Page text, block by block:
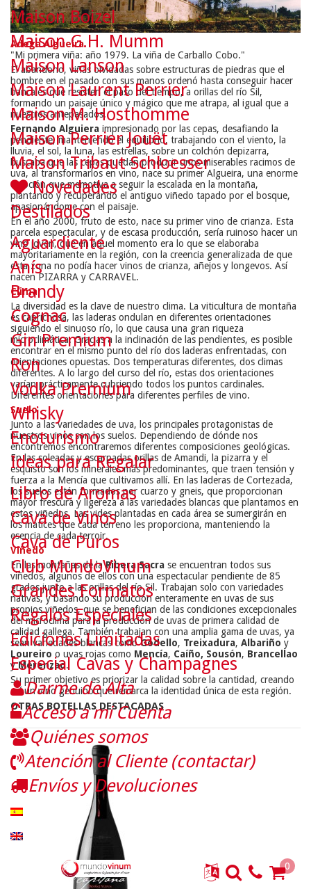
Adega Algueira
"Mi primera viña: año 1979. La viña de Carballo Cobo."
El abandono, viñas olvidadas sobre estructuras de piedras que el
hombre en el pasado con sus manos ordenó hasta conseguir hacer
bancales que resisten el paso del tiempo, a orillas del río Sil,
formando un paisaje único y mágico que me atrapa, al igual que a
nuestros antepasados.
Fernando Alguiera impresionado por las cepas, desafiando la
pendiente, manteniendo el equilibrio, trabajando con el viento, la
lluvia, el sol, la luna, las estrellas, sobre un colchón depizarra,
buscaba que las cepas puedan producir unos miserables racimos de
uva, al transformarlos en vino, nace su primer Algueira, una enorme
emoción que memotiva a seguir la escalada en la montaña,
plantando y recuperando el antiguo viñedo tapado por el bosque,
apasionándome con el paisaje.
En el año 2000, fruto de esto, nace su primer vino de crianza. Esta
parcela espectacular, y de escasa producción, sería ruinoso hacer un
vino joven, que en aquel momento era lo que se elaboraba
mayoritariamente en la región, con la creencia generalizada de que
esta zona no podía hacer vinos de crianza, añejos y longevos. Así
nacen PIZARRA y CARRAVEL.
Clima
La diversidad es la clave de nuestro clima. La viticultura de montaña
es caprichosa, las laderas ondulan en diferentes orientaciones
siguiendo el sinuoso río, lo que causa una gran riqueza
microclimática. Gracias a la inclinación de las pendientes, es posible
encontrar en el mismo punto del río dos laderas enfrentadas, con
orientaciones opuestas. Dos temperaturas diferentes, dos climas
diferentes. A lo largo del curso del río, estas dos orientaciones
varían prácticamente cubriendo todos los puntos cardinales.
Diferentes orientaciones para diferentes perfiles de vino.
Suelo
Junto a las variedades de uva, los principales protagonistas de
nuestros vinos son los suelos. Dependiendo de dónde nos
encontremos encontraremos diferentes composiciones geológicas.
En las soleadas y escarpadas orillas de Amandi, la pizarra y el
esquisto son los minerales más predominantes, que traen tensión y
fuerza a la Mencía que cultivamos allí. En las laderas de Cortezada,
los suelos están formados por cuarzo y gneis, que proporcionan
mayor frescura y ligereza a las variedades blancas que plantamos en
estos viñedos. Las vides plantadas en cada área se sumergirán en
los matices que cada terreno les proporciona, manteniendo la
esencia de cada terroir.
Viñedo
En las montañas de laRibera Sacra se encuentran todos sus
viñedos, algunos de ellos con una espectacular pendiente de 85
grados junto a las orillas del río Sil. Trabajan solo con variedades
nativas, y basando su producción enteramente en uvas de sus
propios viñedos, que se benefician de las condiciones excepcionales
del microclima para la producción de uvas de primera calidad de
calidad gallega. También trabajan con una amplia gama de uvas, ya
sean variedades blancas comoGodello, Treixadura, Albariño y
Loureiro o uvas rojas como Mencía, Caíño, Sousón, Brancellao
yMerenzao.
Su primer objetivo es priorizar la calidad sobre la cantidad, creando
así un vino genuino que remarca la identidad única de esta región.
OTRAS BOTELLAS DESTACADAS
Maison Boizel
Maison G.H. Mumm
Maison Lanson
Maison Laurent Perrier
Maison M. Hosthomme
Maison Perrier Jouët
Maison Tribaut Schloesser
Novedades
Destilados
Aguardiente
Anís
Brandy
Cognac
Gin Premium
Ron
Vodka Premium
Whisky
Enoturismo
Ideas para Regalar
Libro de Aromas
Cava de Vinos
Cava de Puros
Club MundoVinum
Grandes Formatos
Regalos Especiales
Ediciones Limitadas
Especial Cavas y Champagnes
Darme de Alta
Acceso a mi Cuenta
Quiénes somos
Atención al Cliente (contactar)
Envíos y Devoluciones
0